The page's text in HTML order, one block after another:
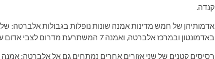
קנדה.
באדמונטון ובמרכז אלברטה, ואמנה 7 המשתרעת מדרום לצבי אדום עד לגבול קנדה-ארה"ב.